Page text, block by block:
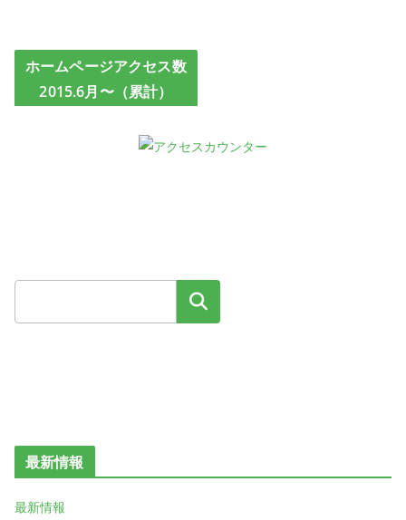
ホームページアクセス数
2015.6月〜（累計）
検索
最新情報
最新情報